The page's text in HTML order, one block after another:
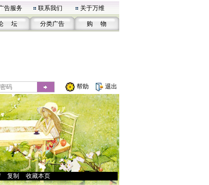
告服务 联系我们 关于万维
坛 分类广告 购 物
帮助 退出
> 复制 收藏本页